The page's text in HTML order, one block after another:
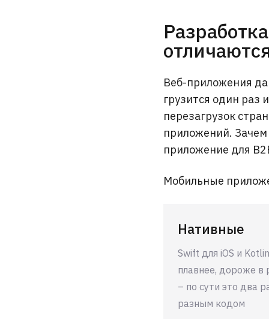
Веб-приложения
грузится один раз
перезагрузок
приложений.
приложение для
Мобильные
Нативные
Swift для iOS и
плавнее, дороже в
– по сути это два
разным кодом